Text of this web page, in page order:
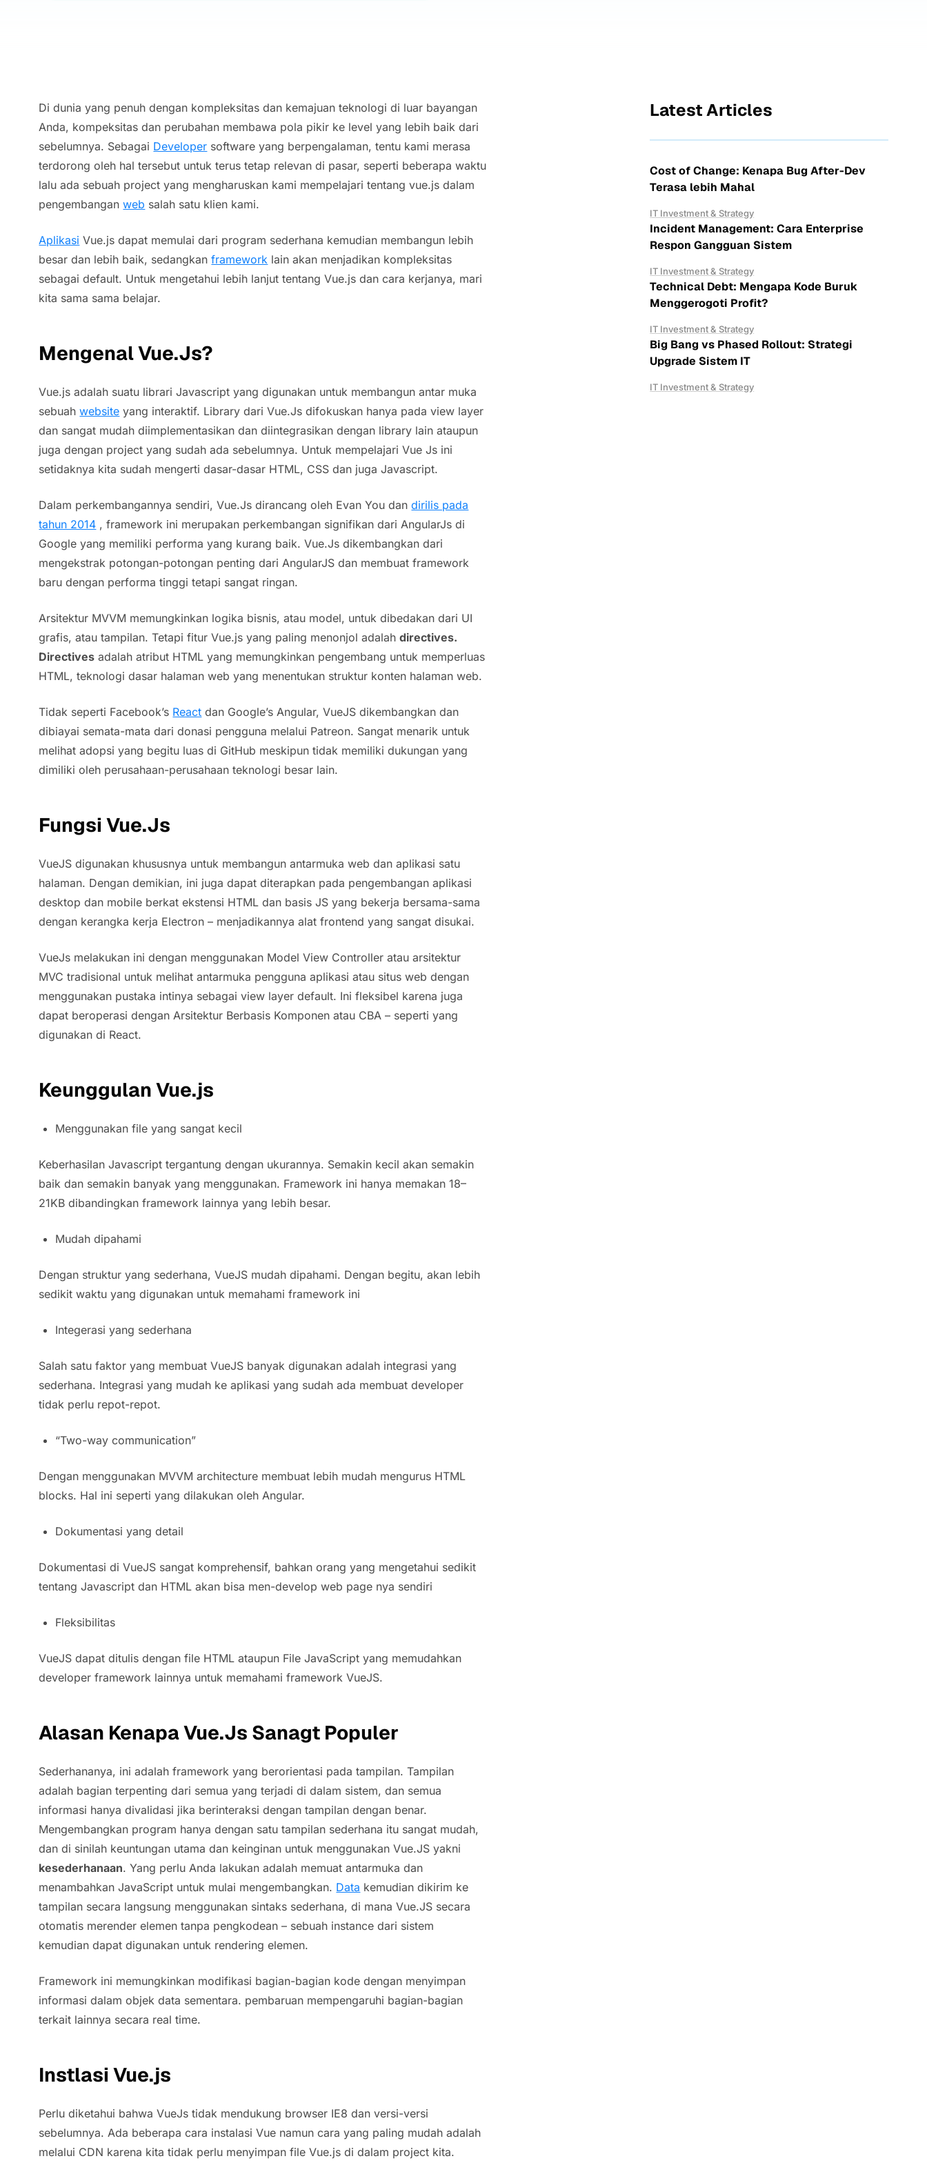
Di dunia yang penuh dengan kompleksitas dan kemajuan teknologi di luar bayangan
Anda, kompeksitas dan perubahan membawa pola pikir ke level yang lebih baik dari
sebelumnya. Sebagai Developer software yang berpengalaman, tentu kami merasa
terdorong oleh hal tersebut untuk terus tetap relevan di pasar, seperti beberapa waktu
lalu ada sebuah project yang mengharuskan kami mempelajari tentang vue.js dalam
pengembanganweb salah satu klien kami.
Aplikasi Vue.js dapat memulai dari program sederhana kemudian membangun lebih
besar dan lebih baik, sedangkanframework lain akan menjadikan kompleksitas
sebagaidefault. Untuk mengetahui lebih lanjut tentang Vue.js dan cara kerjanya, mari
kita sama sama belajar.
Mengenal Vue.Js?
Vue.js adalah suatu librari Javascript yang digunakan untuk membangun antar muka
sebuahwebsite yang interaktif. Library dari Vue.Js difokuskan hanya pada view layer
dan sangat mudah diimplementasikan dan diintegrasikan dengan library lain ataupun
juga dengan project yang sudah ada sebelumnya. Untuk mempelajari Vue Js ini
setidaknya kita sudah mengerti dasar-dasar HTML, CSS dan juga Javascript.
Dalam perkembangannya sendiri, Vue.Js dirancang oleh Evan You dandirilis pada
tahun 2014 , framework ini merupakan perkembangan signifikan dari AngularJs di
Google yang memiliki performa yang kurang baik. Vue.Js dikembangkan dari
mengekstrak potongan-potongan penting dari AngularJS dan membuat framework
baru dengan performa tinggi tetapi sangat ringan.
Arsitektur MVVM memungkinkan logika bisnis, atau model, untuk dibedakan dari UI
grafis, atau tampilan. Tetapi fitur Vue.js yang paling menonjol adalahdirectives.
Directives adalah atribut HTML yang memungkinkan pengembang untuk memperluas
HTML, teknologi dasar halaman web yang menentukan struktur konten halaman web.
Tidak seperti Facebook’s React dan Google’s Angular, VueJS dikembangkan dan
dibiayai semata-mata dari donasi pengguna melalui Patreon. Sangat menarik untuk
melihat adopsi yang begitu luas di GitHub meskipun tidak memiliki dukungan yang
dimiliki oleh perusahaan-perusahaan teknologi besar lain.
Fungsi Vue.Js
VueJS digunakan khususnya untuk membangun antarmuka web dan aplikasi satu
halaman. Dengan demikian, ini juga dapat diterapkan pada pengembangan aplikasi
desktop dan mobile berkat ekstensi HTML dan basis JS yang bekerja bersama-sama
dengan kerangka kerja Electron – menjadikannya alat frontend yang sangat disukai.
VueJs melakukan ini dengan menggunakan Model View Controller atau arsitektur
MVC tradisional untuk melihat antarmuka pengguna aplikasi atau situs web dengan
menggunakan pustaka intinya sebagaiview layer default. Ini fleksibel karena juga
dapat beroperasi dengan Arsitektur Berbasis Komponen atau CBA – seperti yang
digunakan di React.
Keunggulan Vue.js
Menggunakan file yang sangat kecil
Keberhasilan Javascript tergantung dengan ukurannya. Semakin kecil akan semakin
baik dan semakin banyak yang menggunakan. Framework ini hanya memakan 18–
21KB dibandingkan framework lainnya yang lebih besar.
Mudah dipahami
Dengan struktur yang sederhana, VueJS mudah dipahami. Dengan begitu, akan lebih
sedikit waktu yang digunakan untuk memahami framework ini
Integerasi yang sederhana
Salah satu faktor yang membuat VueJS banyak digunakan adalah integrasi yang
sederhana. Integrasi yang mudah ke aplikasi yang sudah ada membuat developer
tidak perlu repot-repot.
“Two-way communication”
Dengan menggunakan MVVM architecture membuat lebih mudah mengurus HTML
blocks. Hal ini seperti yang dilakukan oleh Angular.
Dokumentasi yang detail
Dokumentasi di VueJS sangat komprehensif, bahkan orang yang mengetahui sedikit
tentang Javascript dan HTML akan bisa men-develop web page nya sendiri
Fleksibilitas
VueJS dapat ditulis dengan file HTML ataupun File JavaScript yang memudahkan
developer framework lainnya untuk memahami framework VueJS.
Alasan Kenapa Vue.Js Sanagt Populer
Sederhananya, ini adalahframeworkyang berorientasi pada tampilan. Tampilan
adalah bagian terpenting dari semua yang terjadi di dalam sistem, dan semua
informasi hanya divalidasi jika berinteraksi dengan tampilan dengan benar.
Mengembangkan program hanya dengan satu tampilan sederhana itu sangat mudah,
dan di sinilah keuntungan utama dan keinginan untuk menggunakan Vue.JS yakni
kesederhanaan. Yang perlu Anda lakukan adalah memuat antarmuka dan
menambahkan JavaScript untuk mulai mengembangkan. Data kemudian dikirim ke
tampilan secara langsung menggunakan sintaks sederhana, di mana Vue.JS secara
otomatis merender elemen tanpa pengkodean – sebuah instance dari sistem
kemudian dapat digunakan untuk rendering elemen.
Framework ini memungkinkan modifikasi bagian-bagian kode dengan menyimpan
informasi dalam objek data sementara. pembaruan mempengaruhi bagian-bagian
terkait lainnya secara real time.
Instlasi Vue.js
Perlu diketahui bahwa VueJs tidak mendukung browser IE8 dan versi-versi
sebelumnya. Ada beberapa cara instalasi Vue namun cara yang paling mudah adalah
melalui CDN karena kita tidak perlu menyimpan file Vue.js di dalam project kita.
Latest Articles
Cost of Change: Kenapa Bug After-Dev
Terasa lebih Mahal
IT Investment & Strategy
Incident Management: Cara Enterprise
Respon Gangguan Sistem
IT Investment & Strategy
Technical Debt: Mengapa Kode Buruk
Menggerogoti Profit?
IT Investment & Strategy
Big Bang vs Phased Rollout: Strategi
Upgrade Sistem IT
IT Investment & Strategy